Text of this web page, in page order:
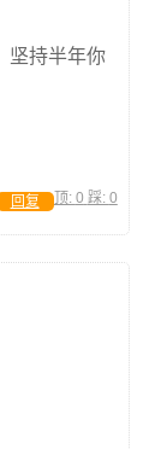
坚持半年你
顶: 0 踩: 0
回复